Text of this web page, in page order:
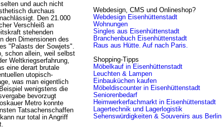
und auch nicht
durchaus
Den 21.000
Verschleiß an
stehenden
den Dimensionen des
"Palasts der Sowjets".
schon allein, weil selbst
Weltkriegserfahrung,
eine derart brutale
utopisch-
was man eigentlich
wenigstens die
bevorzugt
Metro konnte
Tatsachenschaffen
nur total in Angriff
Webdesign, CMS und Onlineshop?
Webdesign Eisenhüttenstadt
Wohnungen
Singles aus Eisenhüttenstadt
Branchenbuch Eisenhüttenstadt
Raus aus Hütte. Auf nach Paris.
Shopping-Tipps
Möbelkauf in Eisenhüttenstadt
Leuchten & Lampen
Einbauküchen kaufen
Möbeldiscounter in Eisenhüttenstadt
Seniorenbedarf
Heimwerkerfachmarkt in Eisenhüttenstadt
Lagertechnik und Lagerlogistik
Sehenswürdigkeiten & Souvenirs aus Berlin